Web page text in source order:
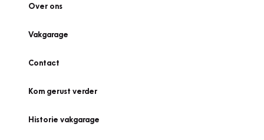
Over ons
Vakgarage
Contact
Kom gerust verder
Historie vakgarage